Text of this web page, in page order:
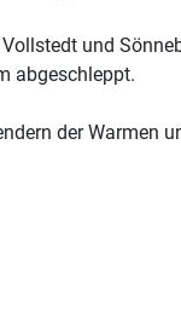
und
abgeschleppt.
der Warmen